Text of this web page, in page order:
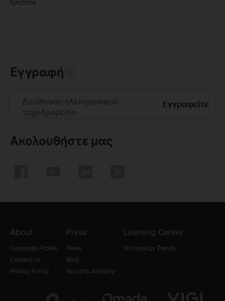
functions.
Εγγραφή
Διεύθυνση ηλεκτρονικού
ταχυδρομείου
Εγγραφείτε
Ακολουθήστε μας
About
Corporate Profile
Contact Us
Privacy Policy
Press
News
Blog
Security Advisory
Learning Center
Technology Trends